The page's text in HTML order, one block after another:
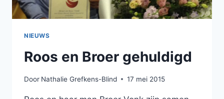
NIEUWS
Roos en Broer gehuldigd
Door Nathalie Grefkens-Blind 17 mei 2015